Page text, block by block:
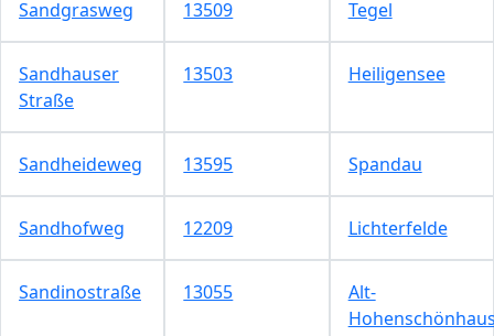
Sandgrasweg 13509 Tegel
Sandhauser
Straße
13503 Heiligensee
Sandheideweg 13595 Spandau
Sandhofweg 12209 Lichterfelde
Sandinostraße 13055
Alt-